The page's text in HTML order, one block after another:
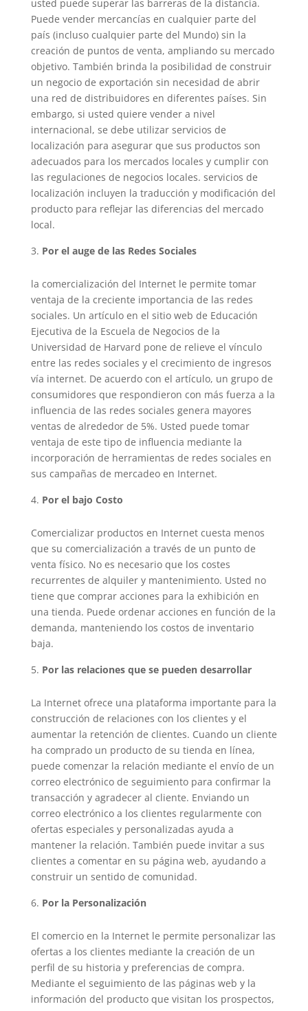
usted puede superar las barreras de la distancia.
Puede vender mercancías en cualquier parte del
país (incluso cualquier parte del Mundo) sin la
creación de puntos de venta, ampliando su mercado
objetivo. También brinda la posibilidad de construir
un negocio de exportación sin necesidad de abrir
una red de distribuidores en diferentes países. Sin
embargo, si usted quiere vender a nivel
internacional, se debe utilizar servicios de
localización para asegurar que sus productos son
adecuados para los mercados locales y cumplir con
las regulaciones de negocios locales. servicios de
localización incluyen la traducción y modificación del
producto para reflejar las diferencias del mercado
local.
Por el auge de las Redes Sociales
la comercialización del Internet le permite tomar
ventaja de la creciente importancia de las redes
sociales. Un artículo en el sitio web de Educación
Ejecutiva de la Escuela de Negocios de la
Universidad de Harvard pone de relieve el vínculo
entre las redes sociales y el crecimiento de ingresos
vía internet. De acuerdo con el artículo, un grupo de
consumidores que respondieron con más fuerza a la
influencia de las redes sociales genera mayores
ventas de alrededor de 5%. Usted puede tomar
ventaja de este tipo de influencia mediante la
incorporación de herramientas de redes sociales en
sus campañas de mercadeo en Internet.
Por el bajo Costo
Comercializar productos en Internet cuesta menos
que su comercialización a través de un punto de
venta físico. No es necesario que los costes
recurrentes de alquiler y mantenimiento. Usted no
tiene que comprar acciones para la exhibición en
una tienda. Puede ordenar acciones en función de la
demanda, manteniendo los costos de inventario
baja.
Por las relaciones que se pueden desarrollar
La Internet ofrece una plataforma importante para la
construcción de relaciones con los clientes y el
aumentar la retención de clientes. Cuando un cliente
ha comprado un producto de su tienda en línea,
puede comenzar la relación mediante el envío de un
correo electrónico de seguimiento para confirmar la
transacción y agradecer al cliente. Enviando un
correo electrónico a los clientes regularmente con
ofertas especiales y personalizadas ayuda a
mantener la relación. También puede invitar a sus
clientes a comentar en su página web, ayudando a
construir un sentido de comunidad.
Por la Personalización
El comercio en la Internet le permite personalizar las
ofertas a los clientes mediante la creación de un
perfil de su historia y preferencias de compra.
Mediante el seguimiento de las páginas web y la
información del producto que visitan los prospectos,